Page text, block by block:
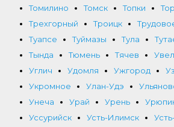
Томилино
Томск Топки
Трехгорный
Троицк
Туапсе
Туймазы Тула
Тында
Тюмень Тячев
Углич
Удомля Ужгород
Укромное
Улан-Удэ
Унеча
Урай Урень
Уссурийск
Усть-Илимск